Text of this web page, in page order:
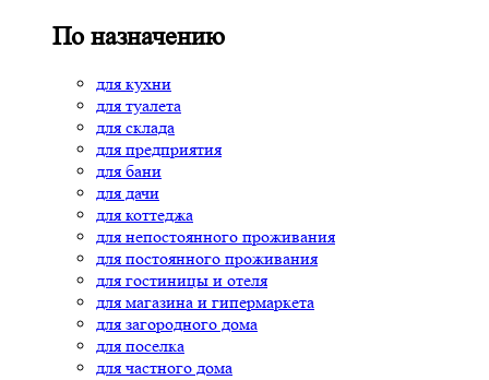
По назначению
для кухни
для туалета
для склада
для предприятия
для бани
для дачи
для коттеджа
для непостоянного проживания
для постоянного проживания
для гостиницы и отеля
для магазина и гипермаркета
для загородного дома
для поселка
для частного дома